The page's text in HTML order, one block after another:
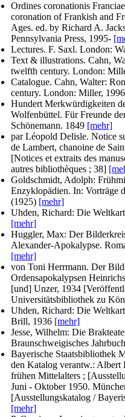
Ordines coronationis
coronation of Frankish and
Ages. ed. by Richard A.
Pennsylvania Press, 1995-
Lectures. F. Saxl. London:
Text & illustrations. Cahn,
twelfth century. London:
Catalogue. Cahn, Walter:
century. London: Miller, 1996
Hundert Merkwürdigkeiten
Wolfenbüttel. Für Freunde
Schönemann. 1849 [mehr]
par Léopold Delisle. Notice
de Lambert, chanoine de
[Notices et extraits des
autres bibliothèques ; 38]
Goldschmidt, Adolph:
Enzyklopädien. In: Vorträge
(1925) [mehr]
Uhden, Richard: Die
[mehr]
Huggler, Max: Der
Alexander-Apokalypse.
[mehr]
von Toni Herrmann. Der
Ordensapokalypsen
[und] Unzer, 1934
Universitätsbibliothek zu
Uhden, Richard: Die
Brill, 1936 [mehr]
Jesse, Wilhelm: Die
Braunschweigisches Jahrbuch
Bayerische Staatsbibliothek
den Katalog verantw.: Albert
frühen Mittelalters ;
Juni - Oktober 1950.
[Ausstellungskatalog /
[mehr]